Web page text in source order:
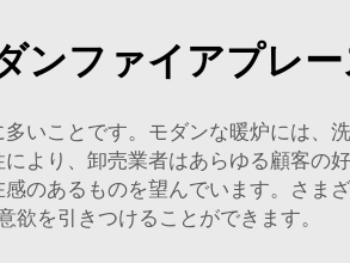
ンファイアプレ
いことです。モダンな暖炉には、
より、卸売業者はあらゆる顧客の
のあるものを望んでいます。さま
欲を引きつけることができます。